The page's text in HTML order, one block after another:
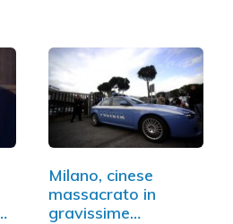
Milano, cinese
massacrato in
gravissime